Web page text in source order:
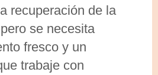
recuperación de la
se necesita
fresco y un
trabaje con